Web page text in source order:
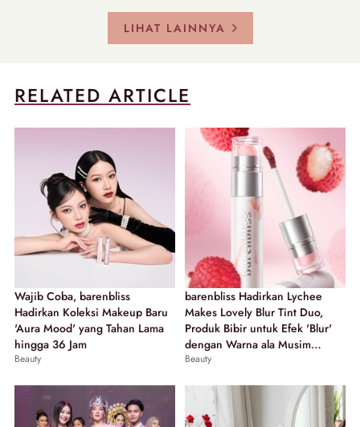
LIHAT LAINNYA
RELATED ARTICLE
Wajib Coba, barenbliss
Hadirkan Koleksi Makeup Baru
'Aura Mood' yang Tahan Lama
hingga 36 Jam
Beauty
barenbliss Hadirkan Lychee
Makes Lovely Blur Tint Duo,
Produk Bibir untuk Efek 'Blur'
dengan Warna ala Musim
Gugur
Beauty